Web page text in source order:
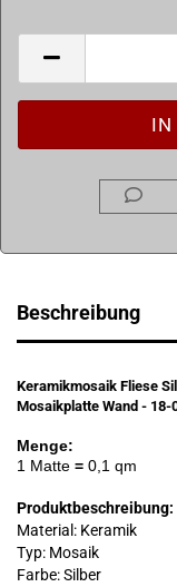
Beschreibung
Keramikmosaik Fliese
Mosaikplatte Wand - 18-
Menge:
1 Matte = 0,1 qm
Produktbeschreibung:
Material: Keramik
Typ: Mosaik
Farbe: Silber